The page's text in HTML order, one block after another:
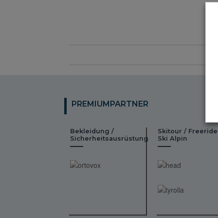
PREMIUMPARTNER
Bekleidung /
Sicherheitsausrüstung
Skitour /
Ski Alpin